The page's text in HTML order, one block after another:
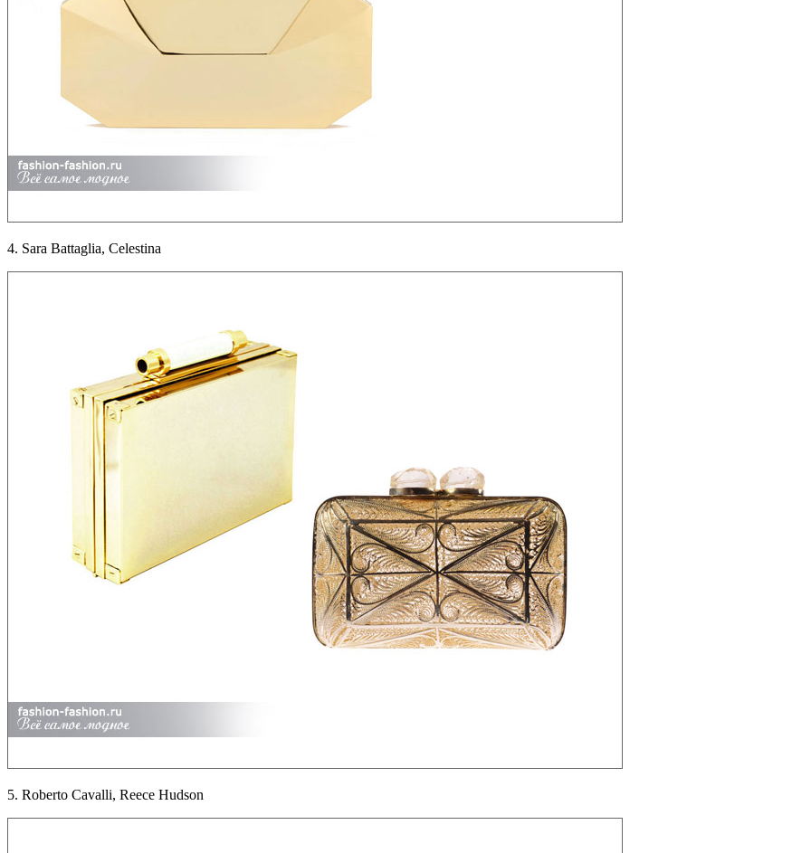
4. Sara Battaglia, Celestina
5. Roberto Cavalli, Reece Hudson